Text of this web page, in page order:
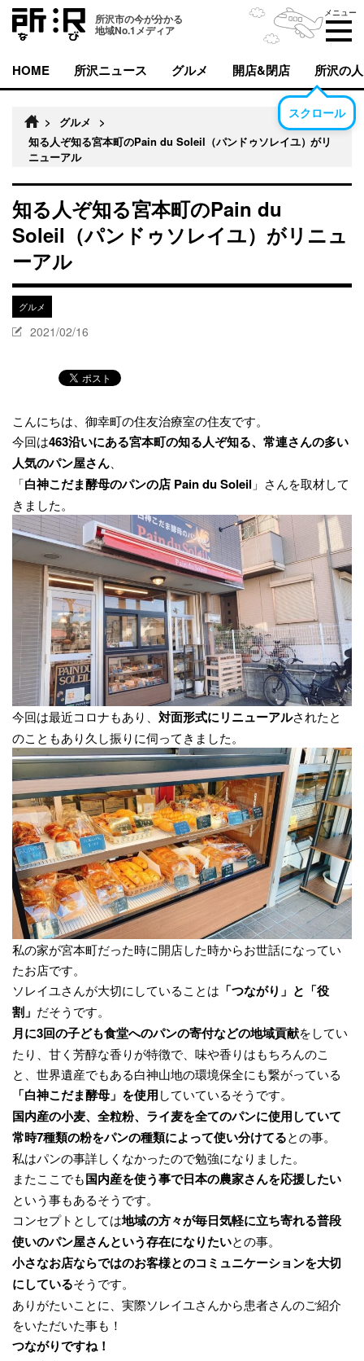
所沢市の今が分かる
地域No.1メディア
メニュー
HOME 所沢ニュース グルメ 開店&閉店 所沢の人
スクロール
> グルメ
>
知る人ぞ知る宮本町のPain du Soleil（パンドゥソレイユ）がリ
ニューアル
知る人ぞ知る宮本町のPain du
Soleil（パンドゥソレイユ）がリニュ
ーアル
グルメ
2021/02/16
こんにちは、御幸町の住友治療室の住友です。
今回は463沿いにある宮本町の知る人ぞ知る、常連さんの多い
人気のパン屋さん、
「白神こだま酵母のパンの店 Pain du Soleil 」さんを取材して
きました。
今回は最近コロナもあり、 対面形式にリニューアルされたと
のこともあり久し振りに伺ってきました。
私の家が宮本町だった時に開店した時からお世話になってい
たお店です。
ソレイユさんが大切にしていることは 「つながり」と「役
割」 だそうです。
月に3回の子ども食堂へのパンの寄付などの地域貢献をしてい
たり、甘く芳醇な香りが特徴で、味や香りはもちろんのこ
と、世界遺産でもある白神山地の環境保全にも繋がっている
「白神こだま酵母」を使用していているそうです。
国内産の小麦、全粒粉、ライ麦を全てのパンに使用していて
常時7種類の粉をパンの種類によって使い分けてるとの事。
私はパンの事詳しくなかったので勉強になりました。
またここでも国内産を使う事で日本の農家さんを応援したい
という事もあるそうです。
コンセプトとしては地域の方々が毎日気軽に立ち寄れる普段
使いのパン屋さんという存在になりたいとの事。
小さなお店ならではのお客様とのコミュニケーションを大切
にしているそうです。
ありがたいことに、実際ソレイユさんから患者さんのご紹介
をいただいた事も！
つながりですね！